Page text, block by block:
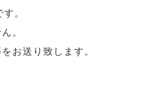
。
。
お送り致します。